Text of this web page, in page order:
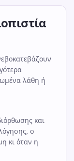
λάθη ή
και
ο
κι όταν η